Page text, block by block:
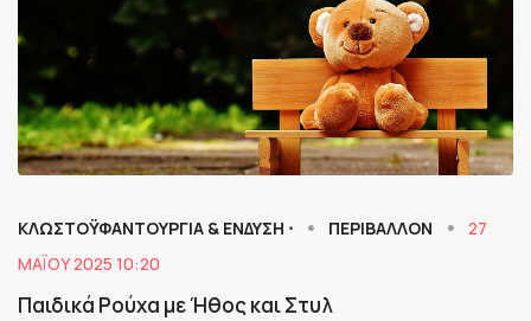
ΚΛΩΣΤΟΫΦΑΝΤΟΥΡΓΙΑ & ΈΝΔΥΣΗ ⋅ ΠΕΡΙΒΑΛΛΟΝ
27
ΜΑΪ́ΟΥ 2025 10:20
Παιδικά Ρούχα με Ήθος και Στυλ